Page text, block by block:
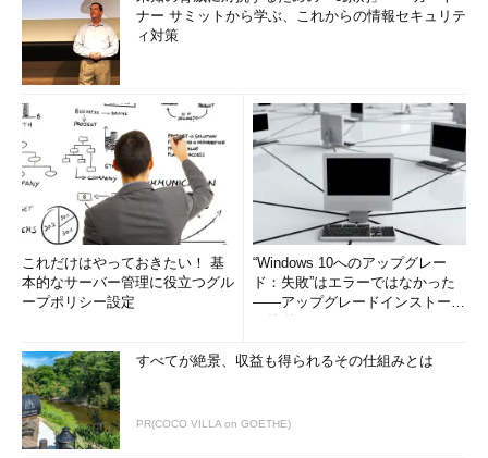
すでに解説したとおり、リダイレクトによりファイルへ文字を出
力しています。これをcatで出力してみます。
$ cat
Hello World
この例はどうでしょうか？ さきほどとは逆向きのリダイレク
ト（<）ですね。これは「標準入力」を「ファイル」に「すりか
え」することを表します。catにしてみれば、標準入力がすりか
えられたことなどおかまいなしですから、最初の例と全く同じよ
うに標準入力から読み込んで標準出力へ出力しているだけです。
標準出力と標準入力をつなげる
$ echo
縦棒（|）は「
ナー サミットから学ぶ、これからの情報セキュリテ
ィ対策
これだけはやっておきたい！ 基
本的なサーバー管理に役立つグル
ープポリシー設定
“Windows 10へのアップグレー
ド：失敗”はエラーではなかった
――アップグレードインストール
すべてが絶景、収益も得られるその仕組みとは
PR(COCO VILLA on GOETHE)